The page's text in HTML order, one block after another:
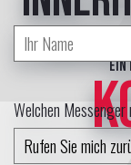
erstellt
ein
Welchen